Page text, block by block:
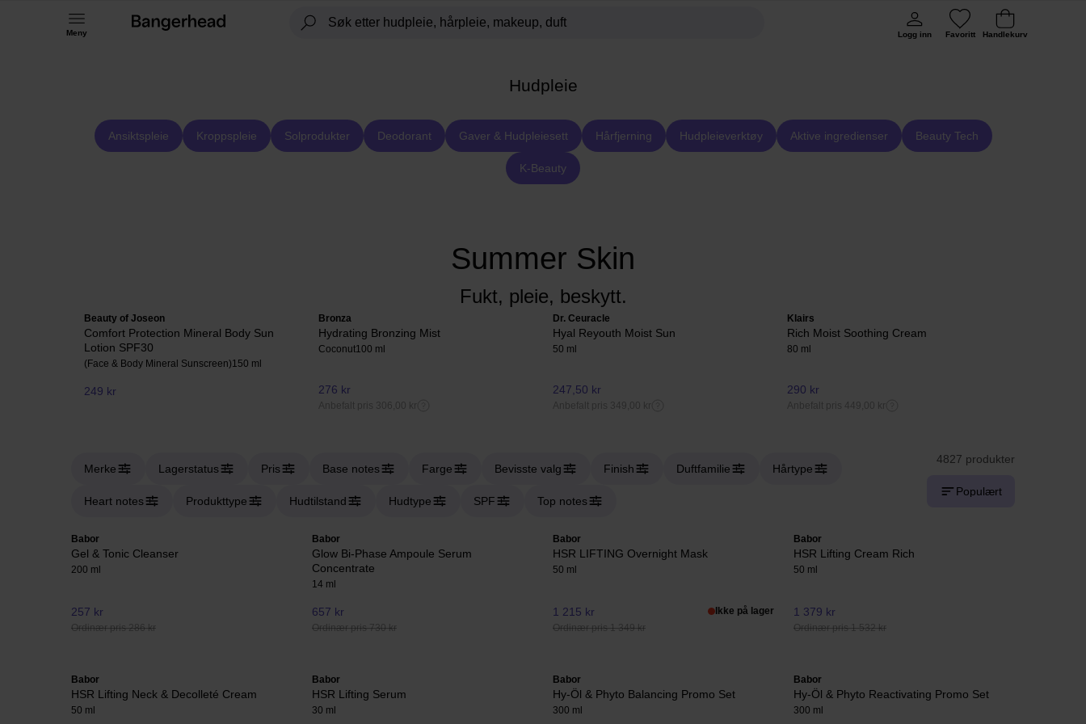
Meny Logg inn Favoritt Handlekurv
Hudpleie
Ansiktspleie Kroppspleie Solprodukter Deodorant Gaver & Hudpleiesett Hårfjerning Hudpleieverktøy Aktive ingredienser Beauty Tech
K-Beauty
Summer Skin
Fukt, pleie, beskytt.
Beauty of Joseon
Comfort Protection Mineral Body Sun
Lotion SPF30
(Face & Body Mineral Sunscreen)150 ml
249 kr
Bronza
Hydrating Bronzing Mist
Coconut100 ml
276 kr
Anbefalt pris 306,00 kr
Dr. Ceuracle
Hyal Reyouth Moist Sun
50 ml
247,50 kr
Anbefalt pris 349,00 kr
Klairs
Rich Moist Soothing Cream
80 ml
290 kr
Anbefalt pris 449,00 kr
Merke Lagerstatus Pris Base notes Farge Bevisste valg Finish Duftfamilie Hårtype
Heart notes Produkttype Hudtilstand Hudtype SPF Top notes
4827 produkter
Populært
Babor
Gel & Tonic Cleanser
200 ml
257 kr
Ordinær pris 286 kr
Babor
Glow Bi-Phase Ampoule Serum
Concentrate
14 ml
657 kr
Ordinær pris 730 kr
Babor
HSR LIFTING Overnight Mask
50 ml
1 215 kr
Ordinær pris 1 349 kr
Ikke på lager
Babor
HSR Lifting Cream Rich
50 ml
1 379 kr
Ordinær pris 1 532 kr
Babor
HSR Lifting Neck & Decolleté Cream
50 ml
Babor
HSR Lifting Serum
30 ml
Babor
Hy-Öl & Phyto Balancing Promo Set
300 ml
Babor
Hy-Öl & Phyto Reactivating Promo Set
300 ml